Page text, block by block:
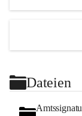
Dateien